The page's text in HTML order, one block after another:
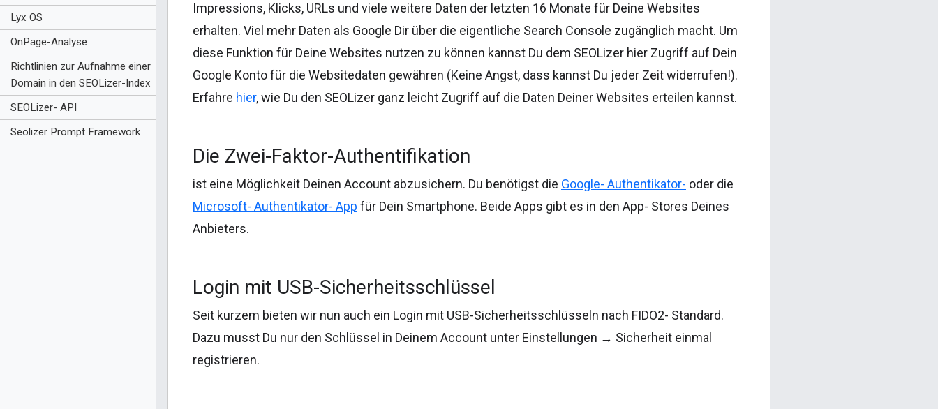
Lyx OS
OnPage-Analyse
Richtlinien zur Aufnahme einer
Domain in den SEOLizer-Index
SEOLizer- API
Seolizer Prompt Framework
Impressions, Klicks, URLs und viele weitere Daten der letzten 16 Monate für Deine Websites
erhalten. Viel mehr Daten als Google Dir über die eigentliche Search Console zugänglich macht. Um
diese Funktion für Deine Websites nutzen zu können kannst Du dem SEOLizer hier Zugriff auf Dein
Google Konto für die Websitedaten gewähren (Keine Angst, dass kannst Du jeder Zeit widerrufen!).
Erfahre hier, wie Du den SEOLizer ganz leicht Zugriff auf die Daten Deiner Websites erteilen kannst.
Die Zwei-Faktor-Authentifikation
ist eine Möglichkeit Deinen Account abzusichern. Du benötigst die Google- Authentikator- oder die
Microsoft- Authentikator- App für Dein Smartphone. Beide Apps gibt es in den App- Stores Deines
Anbieters.
Login mit USB-Sicherheitsschlüssel
Seit kurzem bieten wir nun auch ein Login mit USB-Sicherheitsschlüsseln nach FIDO2- Standard.
Dazu musst Du nur den Schlüssel in Deinem Account unter Einstellungen → Sicherheit einmal
registrieren.